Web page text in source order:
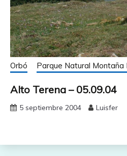
Orbó Parque Natural Montaña
Alto Terena – 05.09.04
5 septiembre 2004 Luisfer